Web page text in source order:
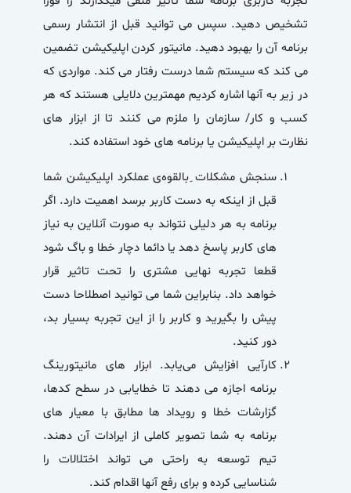
تشخیص دهید. سپس می توانید قبل از انتشار رسمی
برنامه آن را بهبود دهید. مانیتور کردن اپلیکیشن تضمین
می کند که سیستم شما درست رفتار می کند. مواردی که
در زیر به آنها اشاره کردیم مهمترین دلایلی هستند که هر
کسب و کار/ سازمان را ملزم می کنند تا از ابزار های
نظارت بر اپلیکیشن یا برنامه های خود استفاده کند.
سنجش مشکلات ِبالقوه‌ی عملکرد اپلیکیشن شما
قبل از اینکه به دست کاربر برسد اهمیت دارد. اگر
برنامه به هر دلیلی نتواند به صورت آنلاین به نیاز
های کاربر پاسخ دهد یا دائما دچار خطا و باگ شود
قطعا تجربه نهایی مشتری را تحت تاثیر قرار
خواهد داد. بنابراین شما می توانید اصطلاحا دست
پیش را بگیرید و کاربر را از این تجربه بسیار بد،
دور کنید.
کارآیی افزایش می‌یابد. ابزار های مانیتورینگ
برنامه اجازه می دهند تا خطایابی در سطح کدها،
گزارشات خطا و رویداد ها مطابق با معیار های
برنامه به شما تصویر کاملی از ایرادات آن دهند.
تیم توسعه به راحتی می تواند اختلالات را
شناسایی کرده و برای رفع آنها اقدام کند.